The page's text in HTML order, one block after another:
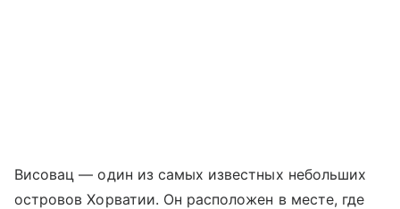
Висовац — один из самых известных небольших
островов Хорватии. Он расположен в месте, где